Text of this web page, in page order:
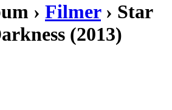
› Filmer› Star
(2013)